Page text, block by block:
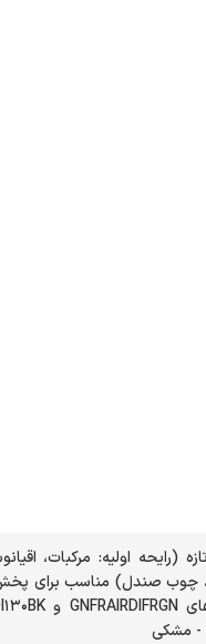
(رایحه اولیه: مرکبات،
چوب صندل) مناسب برای
- مشکی